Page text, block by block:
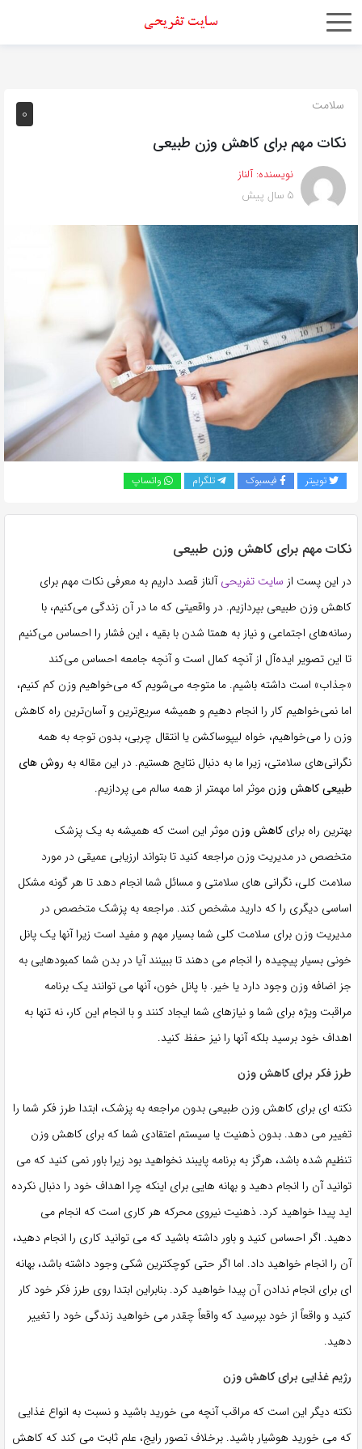
اشتراک
از
روش‌های
زیر
می‌توانید
این
صفحه
را
دوستان
خود
اشتراک
بگذارید.
کپی
لینک
0 سلامت
نکات مهم برای کاهش وزن طبیعی
نویسنده:آلناز
5 سال پیش
توییتر فیسبوک تلگرام واتساپ
نکات مهم برای کاهش وزن طبیعی
در این پست از سایت تفریحیآلناز قصد داریم به معرفی نکات مهم برای
کاهش وزن طبیعی بپردازیم. در واقعیتی که ما در آن زندگی می‌کنیم، با
رسانه‌های اجتماعی و نیاز به همتا شدن با بقیه ، این فشار را احساس می‌کنیم
تا این تصویر ایده‌آل از آنچه کمال است و آنچه جامعه احساس می‌کند
«جذاب» است داشته باشیم. ما متوجه می‌شویم که می‌خواهیم وزن کم کنیم،
اما نمی‌خواهیم کار را انجام دهیم و همیشه سریع‌ترین و آسان‌ترین راه کاهش
وزن را می‌خواهیم، ​​خواه لیپوساکشن یا انتقال چربی، بدون توجه به همه
نگرانی‌های سلامتی، زیرا ما به دنبال نتایج هستیم. در این مقاله به روش های
طبیعی کاهش وزنموثر اما مهمتر از همه سالم می پردازیم.
بهترین راه برای کاهش وزنموثر این است که همیشه به یک پزشک
متخصص در مدیریت وزن مراجعه کنید تا بتواند ارزیابی عمیقی در مورد
سلامت کلی، نگرانی های سلامتی و مسائل شما انجام دهد تا هر گونه مشکل
اساسی دیگری را که دارید مشخص کند. مراجعه به پزشک متخصص در
مدیریت وزن برای سلامت کلی شما بسیار مهم و مفید است زیرا آنها یک پانل
خونی بسیار پیچیده را انجام می دهند تا ببینند آیا در بدن شما کمبودهایی به
جز اضافه وزن وجود دارد یا خیر. با پانل خون، آنها می توانند یک برنامه
مراقبت ویژه برای شما و نیازهای شما ایجاد کنند و با انجام این کار، نه تنها به
اهداف خود برسید بلکه آنها را نیز حفظ کنید.
طرز فکر برای کاهش وزن
نکته ای برای کاهش وزن طبیعی بدون مراجعه به پزشک، ابتدا طرز فکر شما را
تغییر می دهد. بدون ذهنیت یا سیستم اعتقادی شما که برای کاهش وزن
تنظیم شده باشد، هرگز به برنامه پایبند نخواهید بود زیرا باور نمی کنید که می
توانید آن را انجام دهید و بهانه هایی برای اینکه چرا اهداف خود را دنبال نکرده
اید پیدا خواهید کرد. ذهنیت نیروی محرکه هر کاری است که انجام می
دهید. اگر احساس کنید و باور داشته باشید که می توانید کاری را انجام دهید،
آن را انجام خواهید داد. اما اگر حتی کوچکترین شکی وجود داشته باشد، بهانه
ای برای انجام ندادن آن پیدا خواهید کرد. بنابراین ابتدا روی طرز فکر خود کار
کنید و واقعاً از خود بپرسید که واقعاً چقدر می خواهید زندگی خود را تغییر
دهید.
رژیم غذایی برای کاهش وزن
نکته دیگر این است که مراقب آنچه می خورید باشید و نسبت به انواع غذایی
که می خورید هوشیار باشید. برخلاف تصور رایج، علم ثابت می کند که کاهش